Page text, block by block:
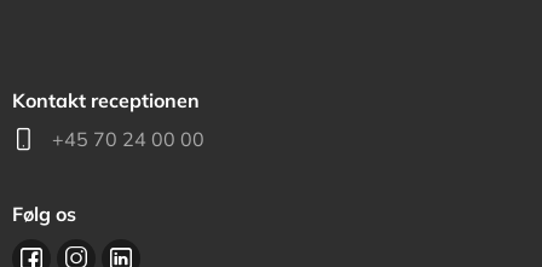
Kontakt receptionen
+45 70 24 00 00
Følg os